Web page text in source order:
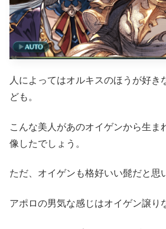
人によってはオルキスのほうが好き
ども。
こんな美人があのオイゲンから生ま
像したでしょう。
ただ、オイゲンも格好いい髭だと思
アポロの男気な感じはオイゲン譲り